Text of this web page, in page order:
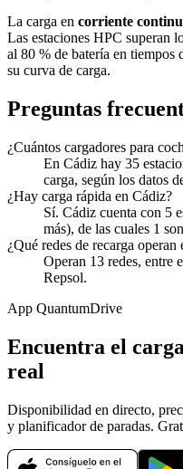
La carga en corriente
Las estaciones HPC superan
al 80 % de batería en tiempos
su curva de carga.
Preguntas
¿Cuántos cargadores para
En Cádiz hay 35
carga, según los datos
¿Hay carga rápida en Cádiz?
Sí. Cádiz cuenta con 5
más), de las cuales 1
¿Qué redes de recarga operan
Operan 13 redes, entre
Repsol.
App QuantumDrive
Encuentra el
real
Disponibilidad en directo,
y planificador de paradas.